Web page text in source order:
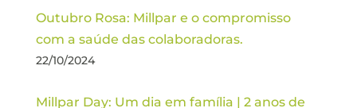
Outubro Rosa: Millpar e o compromisso
com a saúde das colaboradoras.
22/10/2024
Millpar Day: Um dia em família | 2 anos de